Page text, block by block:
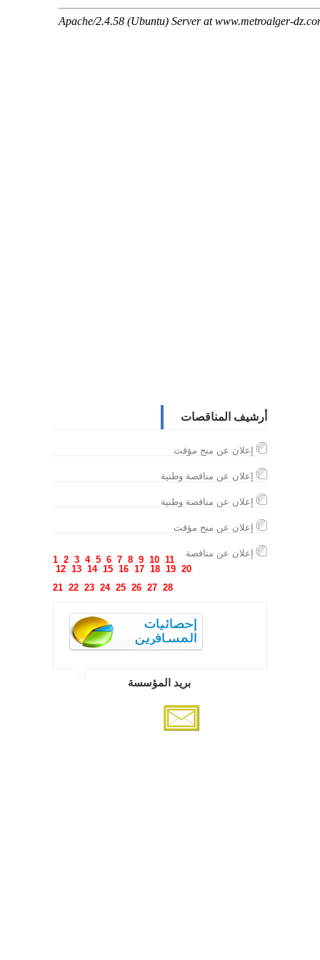
أرشيف المناقصات
1 2 3 4 5 6 7 8 9 10 11
12 13 14 15 16 17 18 19 20
21 22 23 24 25 26 27 28
بريد المؤسسة